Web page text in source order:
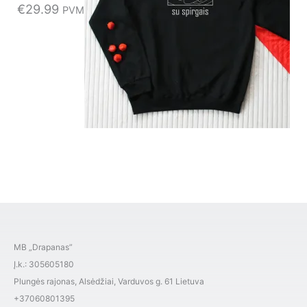
€29.99 PVM
MB „Drapanas”
Į.k.: 305605180
Plungės rajonas, Alsėdžiai, Varduvos g. 61 Lietuva
+37060801395